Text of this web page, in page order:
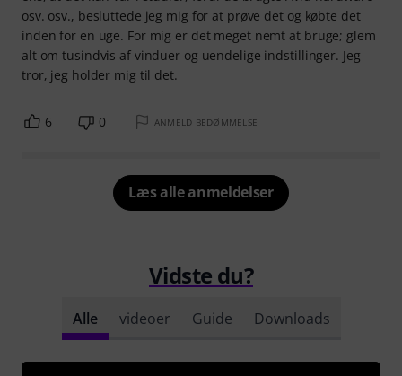
osv. osv., besluttede jeg mig for at prøve det og købte det
inden for en uge. For mig er det meget nemt at bruge; glem
alt om tusindvis af vinduer og uendelige indstillinger. Jeg
tror, jeg holder mig til det.
6 0 ANMELD BEDØMMELSE
Læs alle anmeldelser
Vidste du?
Alle videoer Guide Downloads